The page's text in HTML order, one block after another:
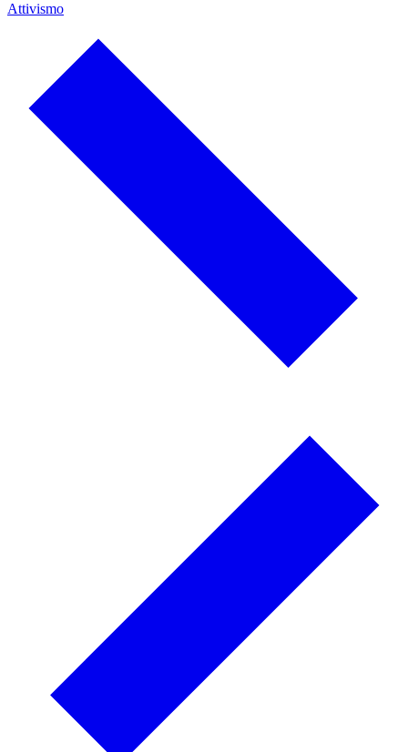
Attivismo